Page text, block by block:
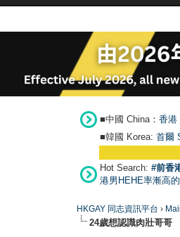
■中國 China： 香港
■韓國 Korea: 首爾
Hot Search: #前香
港男HEHE率漸高
HKGAY 同志資訊平台 ›
24歲想認識肉壯哥哥